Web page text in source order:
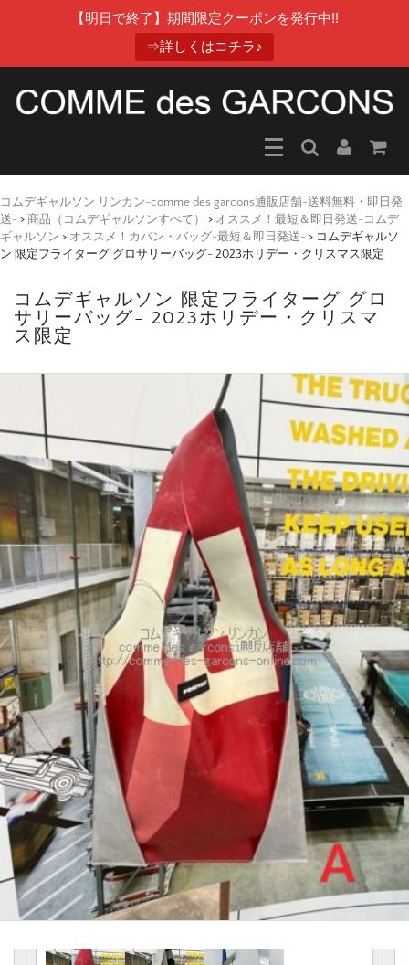
【明日で終了】期間限定クーポンを発行中!!
⇒詳しくはコチラ♪
コムデギャルソン リンカン-comme des garcons通販店舗-送料無料・即日発
送- > 商品（コムデギャルソンすべて） > オススメ！最短＆即日発送-コムデ
ギャルソン > オススメ！カバン・バッグ-最短＆即日発送- > コムデギャルソ
ン 限定フライターグ グロサリーバッグ- 2023ホリデー・クリスマス限定
コムデギャルソン 限定フライターグ グロ
サリーバッグ- 2023ホリデー・クリスマ
ス限定